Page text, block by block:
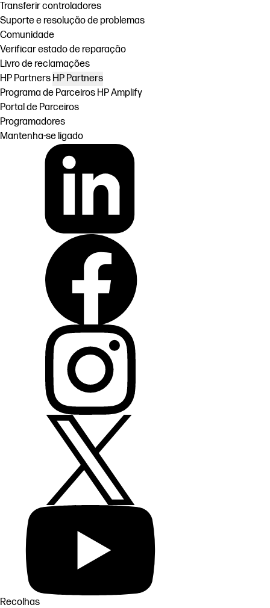
Transferir controladores
Suporte e resolução de problemas
Comunidade
Verificar estado de reparação
Livro de reclamações
HP Partners HP Partners
Programa de Parceiros HP Amplify
Portal de Parceiros
Programadores
Mantenha-se ligado
Recolhas